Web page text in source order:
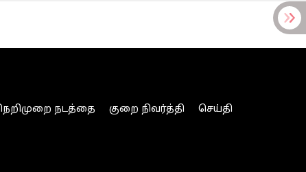
நடத்தை குறை நிவர்த்தி
செய்தி